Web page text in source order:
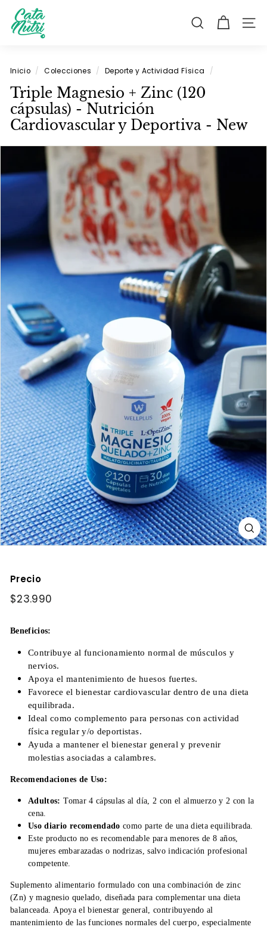
directamente
C
a
a
a
N
u
t
i
BUSCAR
Inicio / Colecciones / Deporte y Actividad Física /
Triple Magnesio + Zinc (120
cápsulas) - Nutrición
Cardiovascular y Deportiva - New
Precio
Precio
$23.990
Beneficios:
Contribuye al funcionamiento normal de músculos y
nervios.
Apoya el mantenimiento de huesos fuertes.
Favorece el bienestar cardiovascular dentro de una dieta
equilibrada.
Ideal como complemento para personas con actividad
física regular y/o deportistas.
Ayuda a mantener el bienestar general y prevenir
molestias asociadas a calambres.
Recomendaciones de Uso:
Adultos: Tomar 4 cápsulas al día, 2 con el almuerzo y 2 con la
cena.
Uso diario recomendado como parte de una dieta equilibrada.
Este producto no es recomendable para menores de 8 años,
mujeres embarazadas o nodrizas, salvo indicación profesional
competente.
Suplemento alimentario formulado con una combinación de zinc
(Zn) y magnesio quelado, diseñada para complementar una dieta
balanceada. Apoya el bienestar general, contribuyendo al
mantenimiento de las funciones normales del cuerpo, especialmente